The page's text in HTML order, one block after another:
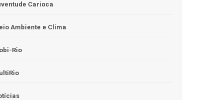
Carioca
Ambiente e Clima
Rio